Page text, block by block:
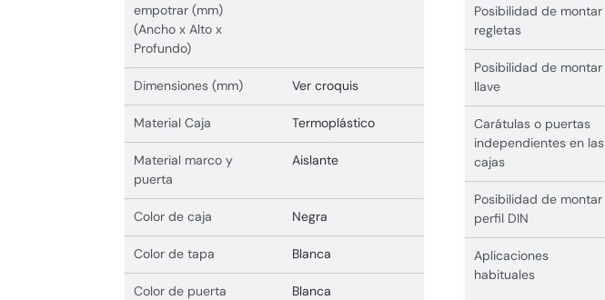
empotrar (mm)
(Ancho x Alto x
Profundo)
Dimensiones (mm) Ver croquis
Material Caja Termoplástico
Material marco y
puerta
Aislante
Color de caja Negra
Color de tapa Blanca
Color de puerta Blanca
Posibilidad de montar
regletas
Posibilidad de montar
llave
Carátulas o puertas
independientes en las
cajas
Posibilidad de montar
perfil DIN
Aplicaciones
habituales